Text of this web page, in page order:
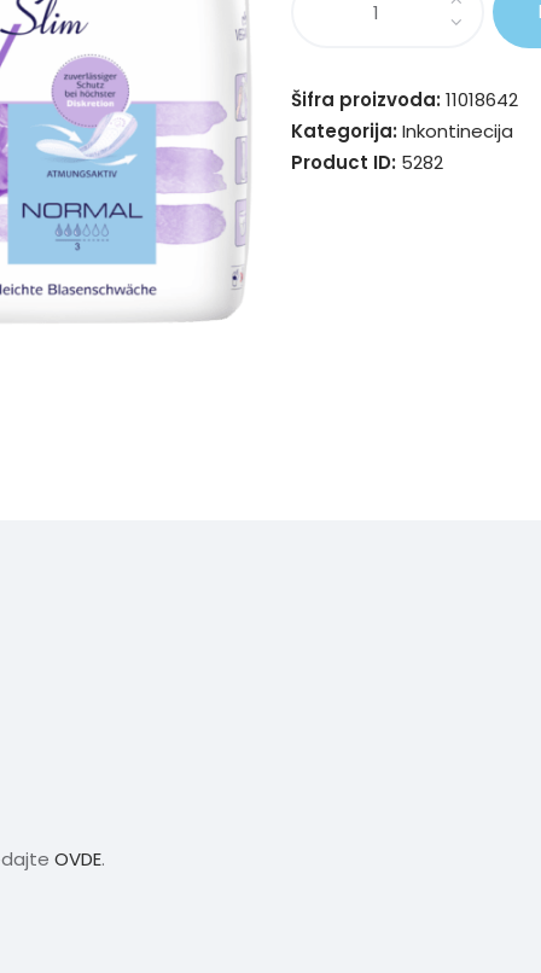
Šifra proizvoda:11018642
Kategorija:Inkontinecija
Product ID: 5282
OVDE.